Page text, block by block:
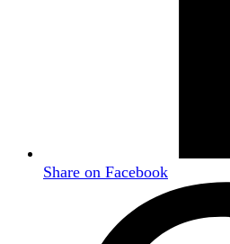
Share on Facebook